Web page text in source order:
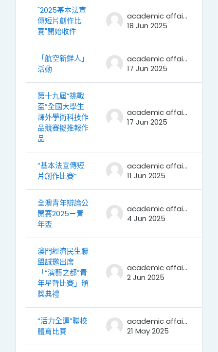
"2025基本法宣
傳短片創作比
賽"開始收件
academic affairs
18 Jun 2025
「航空新鮮人」
活動
academic affairs
17 Jun 2025
第十九屆“挑戰
盃”全國大學生
課外學術科技作
品競賽擬推報作
品
academic affairs
17 Jun 2025
“基本法宣傳短
片創作比賽”
academic affairs
11 Jun 2025
全澳青年辯論公
開賽2025－青
年盃
academic affairs
4 Jun 2025
澳門經濟民生聯
盟誠邀出席
「“演藝之都”青
年星聲比賽」頒
獎典禮
academic affairs
2 Jun 2025
“活力全運”聯校
體育比賽
academic affairs
21 May 2025